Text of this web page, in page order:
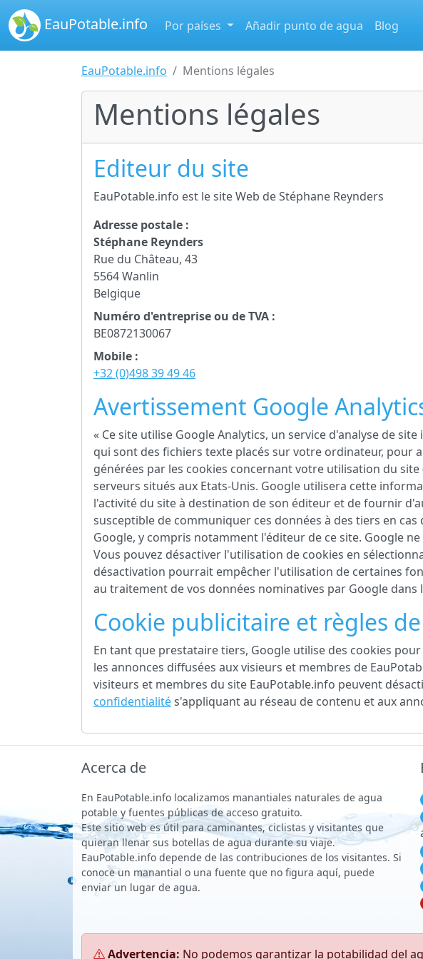
EauPotable.info Por países Añadir punto de agua Blog
EauPotable.info Mentions légales
Mentions légales
Editeur du site
EauPotable.info est le site Web de Stéphane Reynders
Adresse postale :
Stéphane Reynders
Rue du Château, 43
5564 Wanlin
Belgique
Numéro d'entreprise ou de TVA :
BE0872130067
Mobile :
+32 (0)498 39 49 46
Avertissement Google
« Ce site utilise Google Analytics, un service d'analyse de
qui sont des fichiers texte placés sur votre ordinateur, pour
générées par les cookies concernant votre utilisation du
serveurs situés aux Etats-Unis. Google utilisera cette
l'activité du site à destination de son éditeur et de fournir
susceptible de communiquer ces données à des tiers en
Google, y compris notamment l'éditeur de ce site. Google
Vous pouvez désactiver l'utilisation de cookies en
désactivation pourrait empêcher l'utilisation de certaines
au traitement de vos données nominatives par Google
Cookie publicitaire et règles
En tant que prestataire tiers, Google utilise des cookies
les annonces diffusées aux visieurs et membres de
visiteurs et membres du site EauPotable.info peuvent
confidentialités'appliquant au réseau de contenu et aux
Acerca de
En EauPotable.info localizamos manantiales naturales de agua
potable y fuentes públicas de acceso gratuito.
Este sitio web es útil para caminantes, ciclistas y visitantes que
quieran llenar sus botellas de agua durante su viaje.
EauPotable.info depende de las contribuciones de los visitantes. Si
conoce un manantial o una fuente que no figura aquí, puede
enviar un lugar de agua.
Advertencia: No podemos garantizar la potabilidad del